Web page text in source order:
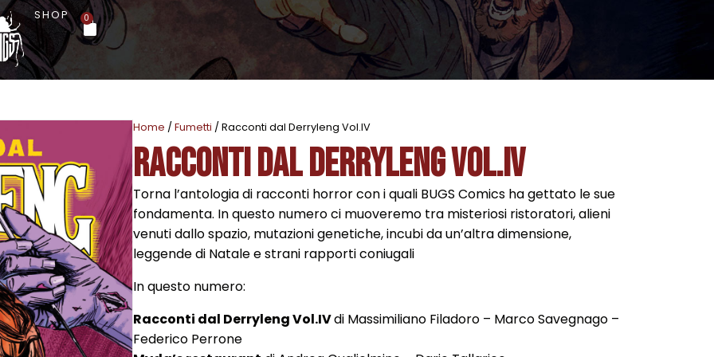
SHOP 0
Home / Fumetti / Racconti dal Derryleng Vol.IV
Racconti dal Derryleng Vol.IV
Torna l’antologia di racconti horror con i quali BUGS Comics ha gettato le sue
fondamenta. In questo numero ci muoveremo tra misteriosi ristoratori, alieni
venuti dallo spazio, mutazioni genetiche, incubi da un’altra dimensione,
leggende di Natale e strani rapporti coniugali
In questo numero:
Racconti dal Derryleng Vol.IVdi Massimiliano Filadoro – Marco Savegnago –
Federico Perrone